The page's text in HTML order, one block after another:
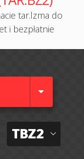
tar.lzma do
i bezpłatnie
TBZ2